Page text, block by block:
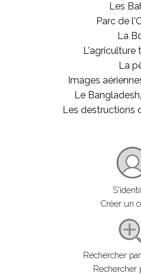
Les
Parc de
La
L'agriculture
La
Images
Le
Les destructions
Créer un
Rechercher
Rechercher